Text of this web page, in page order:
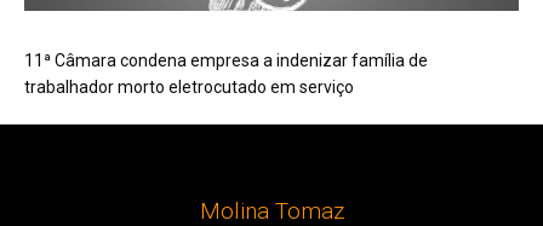
11ª Câmara condena empresa a indenizar família de
trabalhador morto eletrocutado em serviço
Molina Tomaz